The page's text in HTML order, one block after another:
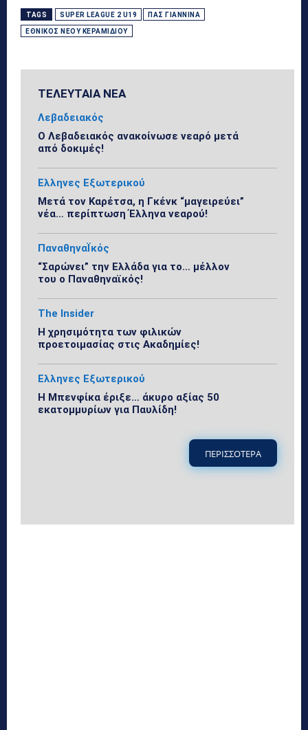
TAGS SUPER LEAGUE 2 U19 ΠΑΣ ΓΙΆΝΝΙΝΑ
ΕΘΝΙΚΌΣ ΝΈΟΥ ΚΕΡΑΜΙΔΊΟΥ
ΤΕΛΕΥΤΑΙΑ ΝΕΑ
Λεβαδειακός
Ο Λεβαδειακός ανακοίνωσε νεαρό μετά
από δοκιμές!
Ελληνες Εξωτερικού
Μετά τον Καρέτσα, η Γκένκ “μαγειρεύει”
νέα… περίπτωση Έλληνα νεαρού!
ΠαναθηναΪκός
“Σαρώνει” την Ελλάδα για το… μέλλον
του ο Παναθηναϊκός!
The Insider
Η χρησιμότητα των φιλικών
προετοιμασίας στις Ακαδημίες!
Ελληνες Εξωτερικού
Η Μπενφίκα έριξε… άκυρο αξίας 50
εκατομμυρίων για Παυλίδη!
ΠΕΡΙΣΣΟΤΕΡΑ